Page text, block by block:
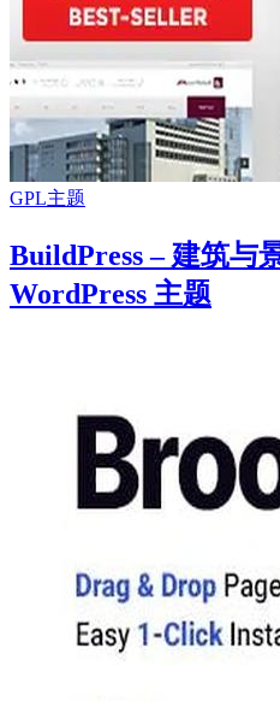
GPL主题
BuildPress – 建筑与
WordPress 主题